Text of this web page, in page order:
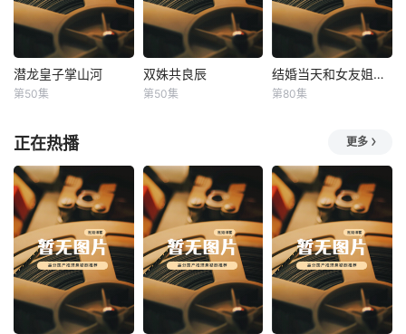
潜龙皇子掌山河
潜龙皇子掌山河
第50集
双姝共良辰
双姝共良辰
第50集
结婚当天和女友姐姐一起穿越了 结婚当天和女友姐姐一起穿越了
第80集
正在热播 更多